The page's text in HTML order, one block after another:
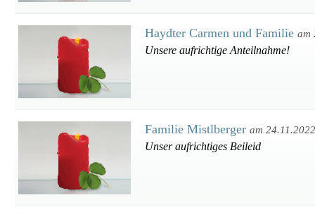
Haydter Carmen und Familie am
Unsere aufrichtige Anteilnahme!
Familie Mistlberger am 24.11.2022
Unser aufrichtiges Beileid